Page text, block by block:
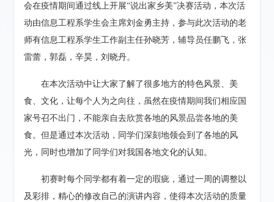
会在疫情期间通过线上开展“说出家乡美”决赛活动，本次活
动由信息工程系学生会主席刘金勇主持，参与此次活动的老
师有信息工程系学生工作副主任孙晓芳，辅导员任鹏飞，张
雷蕾，郭磊，辛昊，刘晓丹。
在本次活动中让大家了解了很多地方的特色风景、美
食、文化，让每个人为之向往，虽然在疫情期间我们相应国
家号召不出门，不能亲自去欣赏各地的风景品尝各地的美
食。但是通过本次活动，同学们深刻地领会到了各地的风
光，同时也增加了同学们对我国各地文化的认知。
初赛时每个同学都有着一定的瑕疵，通过一周的调整以
及彩排，精心的修改自己的演讲内容，使得本次活动的质量